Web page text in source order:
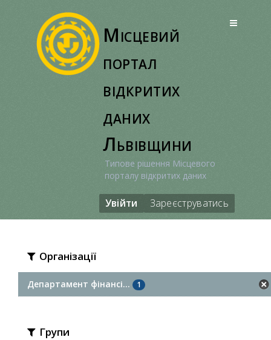
Місцевий
портал
відкритих
даних
Львівщини
Типове рішення Місцевого
порталу відкритих даних
Увійти Зареєструватись
Організації
Департамент фінансі... 1
Групи